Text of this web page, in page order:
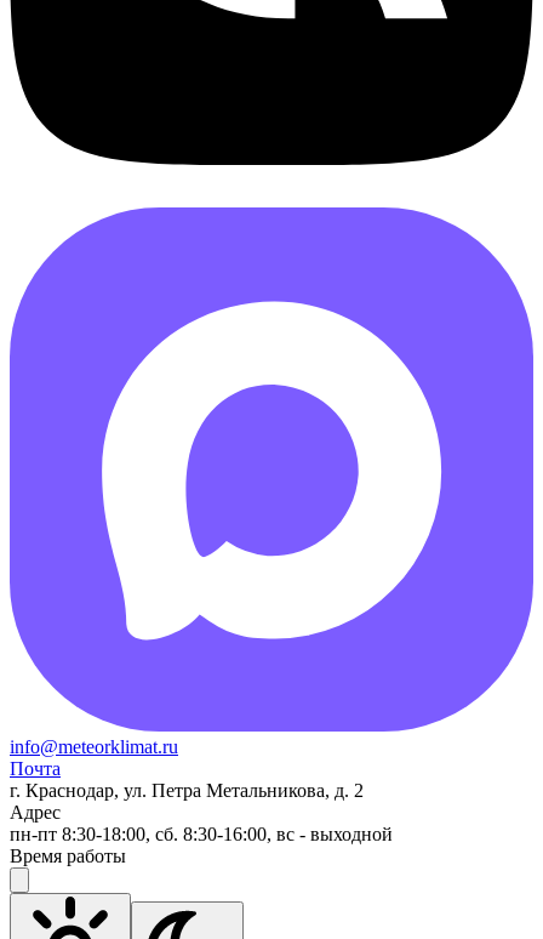
info@meteorklimat.ru
Почта
г. Краснодар, ул. Петра Метальникова, д. 2
Адрес
пн-пт 8:30-18:00, сб. 8:30-16:00, вс - выходной
Время работы